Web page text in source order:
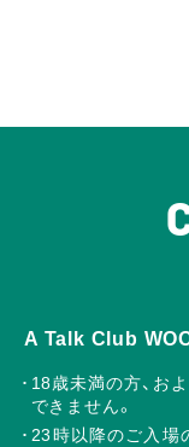
A Talk Club
18歳未満の方、お
できません。
23時以降のご入場